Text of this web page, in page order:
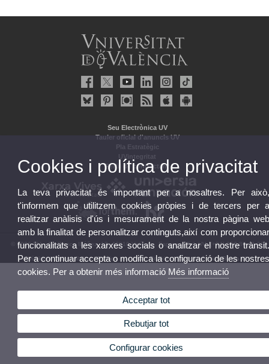
Seu Electrònica UV
Tauler oficial d'anuncis UV
Pla Estratègic
UVintegritat
Perfil de contractant
© 2026 UV. - Av. Blasco Ibáñez, 13. 46010 València. Espanya. Tel. UV: (+34) 963 86 41 00
Avís legal|Accessibilitat|Política privacitat|Cookies|Transparència|Bústia UV
Cookies i política de privacitat
La teva privacitat és important per a nosaltres. Per
t'informem que utilitzem cookies pròpies i de tercers per
realitzar anàlisis d'ús i mesurament de la nostra pàgina
amb la finalitat de personalitzar continguts,així com
funcionalitats a les xarxes socials o analitzar el nostre
Per a continuar accepta o modifica la configuració de les
cookies. Per a obtenir més informació Més informació
Acceptar tot
Rebutjar tot
Configurar cookies